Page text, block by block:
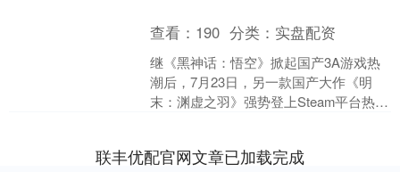
查看： 190 分类： 实盘配资
继《黑神话：悟空》掀起国产3A游戏热
潮后，7月23日，另一款国产大作《明
末：渊虚之羽》强势登上Steam平台热销
联丰优配官网文章已加载完成